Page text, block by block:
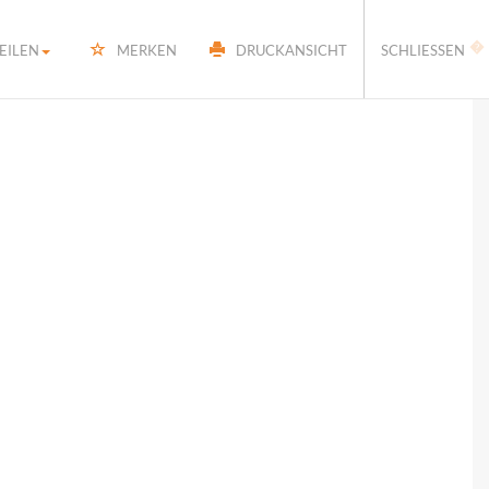
MERKEN DRUCKANSICHT �
SCHLIESSEN